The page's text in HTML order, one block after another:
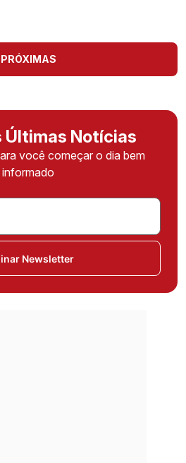
PRÓXIMAS
Últimas Notícias
você começar o dia bem
informado
Newsletter